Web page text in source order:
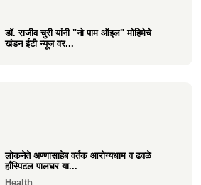
डॉ. राजीव चुरी यांनी "नो पाम ऑइल" मोहिमेचे
खंडन ईटी न्यूज वर...
वसई विकास सहकारी बँकेचे अध्यक्ष आशय राऊत
लोकनेते अण्णासाहेब वर्तक आरोग्यधाम व ढवळे
हाँस्पिटल पालघर या...
Health